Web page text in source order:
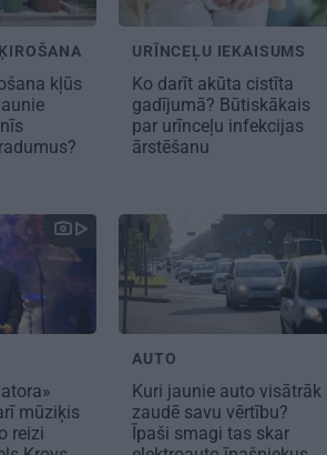
kļūs
URĪNCEĻU IEKAISUMS
Ko darīt akūta cistīta
gadījumā? Būtiskākais
par urīnceļu infekcijas
ārstēšanu
mūziķis
reizi
AUTO
Kuri jaunie auto visātrāk
zaudē savu vērtību?
Īpaši smagi tas skar